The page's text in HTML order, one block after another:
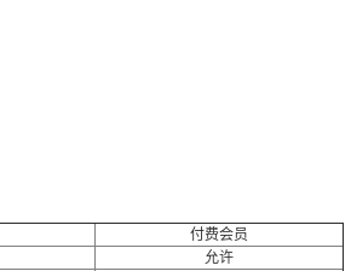
付费会员
允许